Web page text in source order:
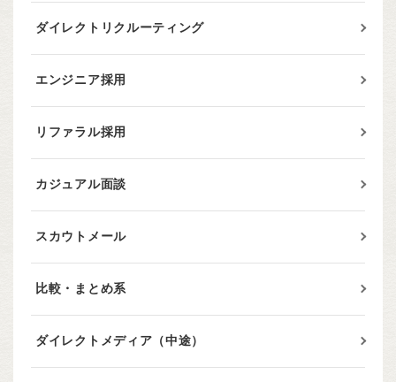
ダイレクトリクルーティング
エンジニア採用
リファラル採用
カジュアル面談
スカウトメール
比較・まとめ系
ダイレクトメディア（中途）